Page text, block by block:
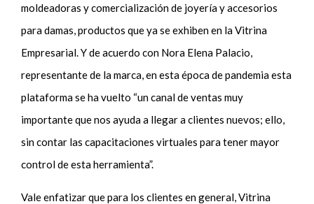
moldeadoras y comercialización de joyería y accesorios
para damas, productos que ya se exhiben en la Vitrina
Empresarial. Y de acuerdo con Nora Elena Palacio,
representante de la marca, en esta época de pandemia esta
plataforma se ha vuelto “un canal de ventas muy
importante que nos ayuda a llegar a clientes nuevos; ello,
sin contar las capacitaciones virtuales para tener mayor
control de esta herramienta”.
Vale enfatizar que para los clientes en general, Vitrina